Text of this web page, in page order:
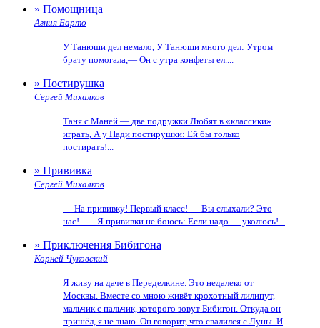
» Помощница
Агния Барто
У Танюши дел немало, У Танюши много дел: Утром
брату помогала,— Он с утра конфеты ел....
» Постирушка
Сергей Михалков
Таня с Маней — две подружки Любят в «классики»
играть, А у Нади постирушки: Ей бы только
постирать!...
» Прививка
Сергей Михалков
— На прививку! Первый класс! — Вы слыхали? Это
нас!.. — Я прививки не боюсь: Если надо — уколюсь!...
» Приключения Бибигона
Корней Чуковский
Я живу на даче в Переделкине. Это недалеко от
Москвы. Вместе со мною живёт крохотный лилипут,
мальчик с пальчик, которого зовут Бибигон. Откуда он
пришёл, я не знаю. Он говорит, что свалился с Луны. И